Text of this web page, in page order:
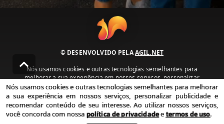
© DESENVOLVIDO PELAAGIL.NET
Nós usamos cookies e outras tecnologias semelhantes para
melhorar a sua experiência em nossos serviços, personalizar
publicidade e recomendar conteúdo de seu interesse. Ao utilizar
nossos serviços, você concorda com nossa política de privacidade e
termos de uso.
Política de Privacidade Termos de uso
Nós usamos cookies e outras tecnologias semelhantes para melhorar
a sua experiência em nossos serviços, personalizar publicidade e
recomendar conteúdo de seu interesse. Ao utilizar nossos serviços,
você concorda com nossa política de privacidadeetermos de uso.